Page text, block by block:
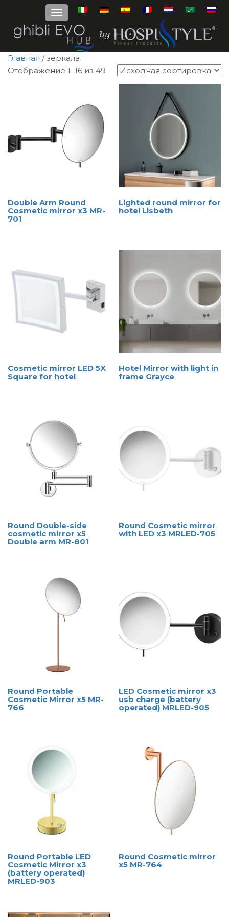
Главная / зеркала
Отображение 1–16 из 49
Double Arm Round
Cosmetic mirror x3 MR-
701
Lighted round mirror for
hotel Lisbeth
Cosmetic mirror LED 5X
Square for hotel
Hotel Mirror with light in
frame Grayce
Round Double-side
cosmetic mirror x5
Double arm MR-801
Round Cosmetic mirror
with LED x3 MRLED-705
Round Portable
Cosmetic Mirror x5 MR-
766
LED Cosmetic mirror x3
usb charge (battery
operated) MRLED-905
Round Portable LED
Cosmetic Mirror x3
(battery operated)
MRLED-903
Round Cosmetic mirror
x5 MR-764